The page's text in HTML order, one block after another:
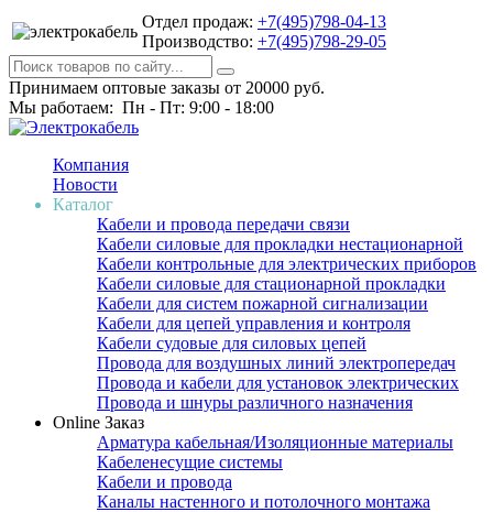
Отдел продаж: +7(495)798-04-13
Производство: +7(495)798-29-05
Принимаем оптовые заказы от 20000 руб.
Мы работаем: Пн - Пт: 9:00 - 18:00
Компания
Новости
Каталог
Кабели и провода передачи связи
Кабели силовые для прокладки нестационарной
Кабели контрольные для электрических приборов
Кабели силовые для стационарной прокладки
Кабели для систем пожарной сигнализации
Кабели для цепей управления и контроля
Кабели судовые для силовых цепей
Провода для воздушных линий электропередач
Провода и кабели для установок электрических
Провода и шнуры различного назначения
Online Заказ
Арматура кабельная/Изоляционные материалы
Кабеленесущие системы
Кабели и провода
Каналы настенного и потолочного монтажа